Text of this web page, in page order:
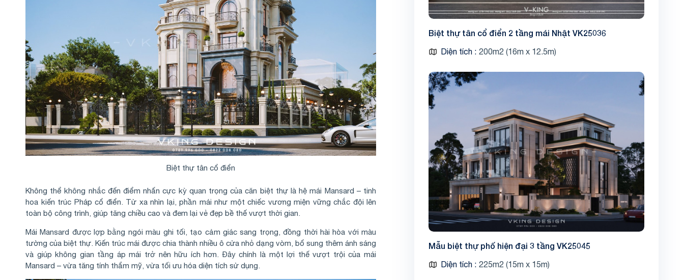
Biệt thự tân cổ điển
Không thể không nhắc đến điểm nhấn cực kỳ quan trọng của căn biệt thự là hệ mái Mansard – tinh
hoa kiến trúc Pháp cổ điển. Từ xa nhìn lại, phần mái như một chiếc vương miện vững chắc đội lên
toàn bộ công trình, giúp tăng chiều cao và đem lại vẻ đẹp bề thế vượt thời gian.
Mái Mansard được lợp bằng ngói màu ghi tối, tạo cảm giác sang trọng, đồng thời hài hòa với màu
tường của biệt thự. Kiến trúc mái được chia thành nhiều ô cửa nhỏ dạng vòm, bổ sung thêm ánh sáng
và giúp không gian tầng áp mái trở nên hữu ích hơn. Đây chính là một lợi thế vượt trội của mái
Mansard – vừa tăng tính thẩm mỹ, vừa tối ưu hóa diện tích sử dụng.
Biệt thự tân cổ điển 2 tầng mái Nhật VK25036
Diện tích 200m2 (16m x 12.5m)
Mẫu biệt thự phố hiện đại 3 tầng VK25045
Diện tích 225m2 (15m x 15m)